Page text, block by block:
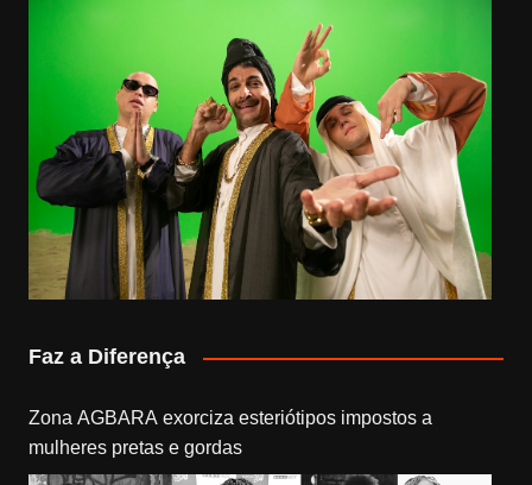
Faz a Diferença
Zona AGBARA exorciza esteriótipos impostos a
mulheres pretas e gordas